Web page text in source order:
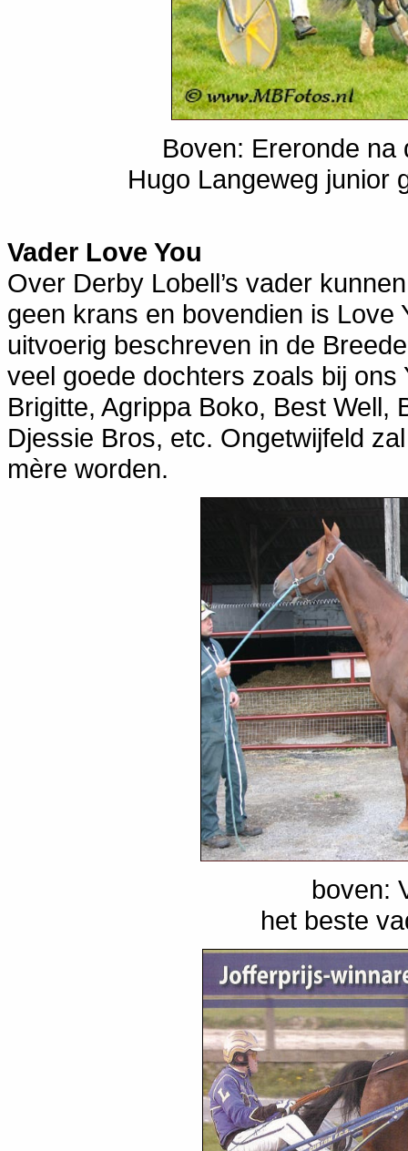
Boven: Ereronde na
Hugo Langeweg junior
Vader Love You
Over Derby Lobell’s vader
geen krans en bovendien is Love
uitvoerig beschreven in de
veel goede dochters zoals bij ons
Brigitte, Agrippa Boko, Best Well,
Djessie Bros, etc. Ongetwijfeld
mère worden.
boven:
het beste